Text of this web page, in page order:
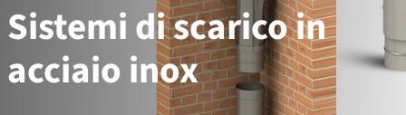
Sistemi di scarico in
acciaio inox